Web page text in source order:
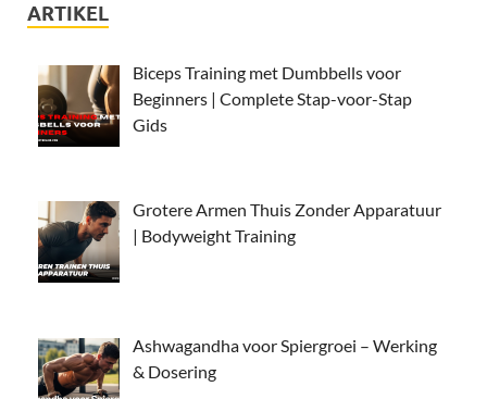
ARTIKEL
Biceps Training met Dumbbells voor
Beginners | Complete Stap-voor-Stap
Gids
Grotere Armen Thuis Zonder Apparatuur
| Bodyweight Training
Ashwagandha voor Spiergroei – Werking
& Dosering